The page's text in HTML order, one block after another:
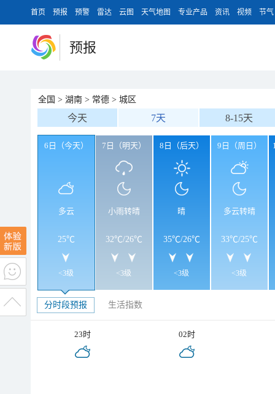
首页 预报 预警 雷达 云图 天气地图 专业产品 资讯 视频 节气
预报
全国 > 湖南 > 常德 > 城区
今天 7天 8-15天
6日（今天）
多云
25℃
<3级
7日（明天）
小雨转晴
32℃/26℃
<3级
8日（后天）
晴
35℃/26℃
<3级
9日（周日）
多云转晴
33℃/25℃
<3级
分时段预报 生活指数
23时 02时